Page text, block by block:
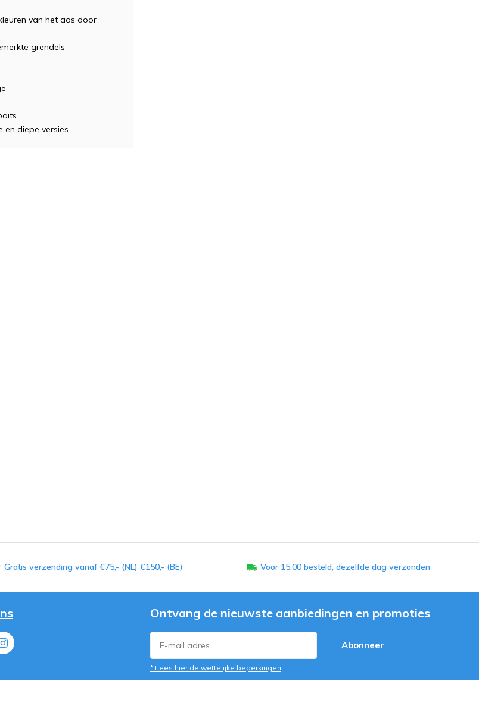
van het aas door
grendels
en diepe versies
Gratis verzending vanaf €75,- (NL) €150,- (BE) Voor 15:00 besteld, dezelfde dag verzonden
Ontvang de nieuwste aanbiedingen en promoties
Abonneer
* Lees hier de wettelijke beperkingen